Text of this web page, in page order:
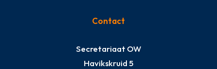
Contact
Secretariaat OW
Havikskruid 5